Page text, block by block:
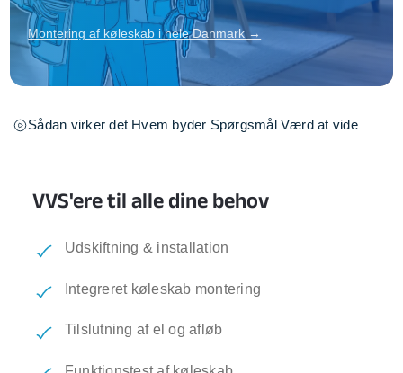
Montering af køleskab i hele Danmark →
Sådan virker det Hvem byder Spørgsmål Værd at vide
VVS'ere til alle dine behov
Udskiftning & installation
Integreret køleskab montering
Tilslutning af el og afløb